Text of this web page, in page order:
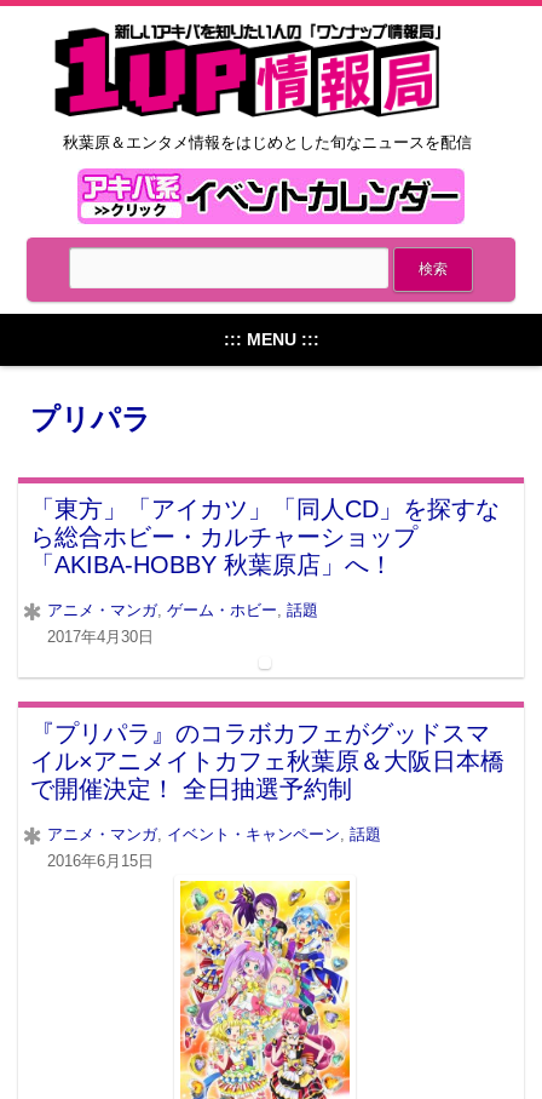
秋葉原＆エンタメ情報をはじめとした旬なニュースを配信
::: MENU :::
プリパラ
「東方」「アイカツ」「同人CD」を探すな
ら総合ホビー・カルチャーショップ
「AKIBA-HOBBY 秋葉原店」へ！
アニメ・マンガ, ゲーム・ホビー 話題
2017年4月30日
『プリパラ』のコラボカフェがグッドスマ
イル×アニメイトカフェ秋葉原＆大阪日本橋
で開催決定！ 全日抽選予約制
アニメ・マンガ, イベント・キャンペーン 話題
2016年6月15日